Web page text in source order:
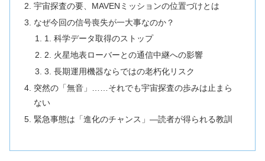
宇宙探査の要、MAVENミッションの位置づけとは
なぜ今回の信号喪失が一大事なのか？
1. 科学データ取得のストップ
2. 火星地表ローバーとの通信中継への影響
3. 長期運用機器ならではの老朽化リスク
突然の「無音」……それでも宇宙探査の歩みは止まら
ない
緊急事態は「進化のチャンス」―読者が得られる教訓